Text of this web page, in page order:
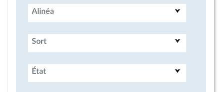
Alinéa
Sort
État